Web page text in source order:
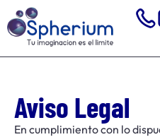
Aviso Legal
En cumplimiento con lo